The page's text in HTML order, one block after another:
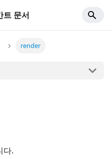
트 문서
render
다.